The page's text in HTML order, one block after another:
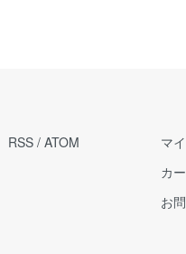
RSS / ATOM
マ
カ
お